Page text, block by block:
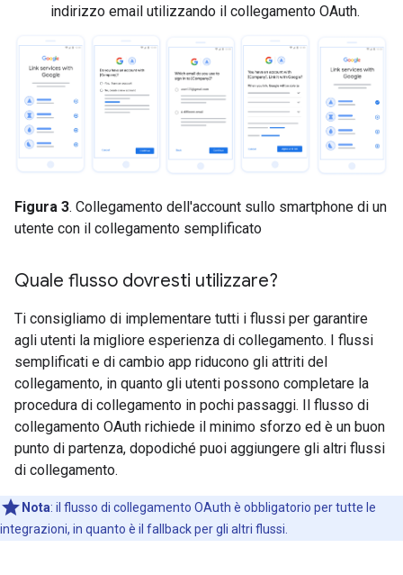
indirizzo email utilizzando il collegamento OAuth.
Figura 3. Collegamento dell'account sullo smartphone di un
utente con il collegamento semplificato
Quale flusso dovresti utilizzare?
Ti consigliamo di implementare tutti i flussi per garantire
agli utenti la migliore esperienza di collegamento. I flussi
semplificati e di cambio app riducono gli attriti del
collegamento, in quanto gli utenti possono completare la
procedura di collegamento in pochi passaggi. Il flusso di
collegamento OAuth richiede il minimo sforzo ed è un buon
punto di partenza, dopodiché puoi aggiungere gli altri flussi
di collegamento.
Nota: il flusso di collegamento OAuth è obbligatorio per tutte le
integrazioni, in quanto è il fallback per gli altri flussi.